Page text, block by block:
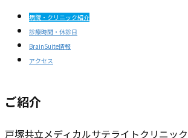
病院・クリニック紹介
診療時間・休診日
BrainSuite情報
アクセス
ご紹介
戸​塚共立メディカルサテライトクリニッ